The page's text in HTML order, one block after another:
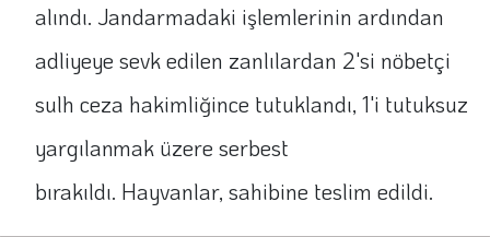
alındı. Jandarmadaki işlemlerinin ardından
adliyeye sevk edilen zanlılardan 2'si nöbetçi
sulh ceza hakimliğince tutuklandı, 1'i tutuksuz
yargılanmak üzere serbest
bırakıldı. Hayvanlar, sahibine teslim edildi.